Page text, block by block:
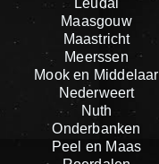
Leudal
Maasgouw
Maastricht
Meerssen
Mook en Middelaar
Nederweert
Nuth
Onderbanken
Peel en Maas